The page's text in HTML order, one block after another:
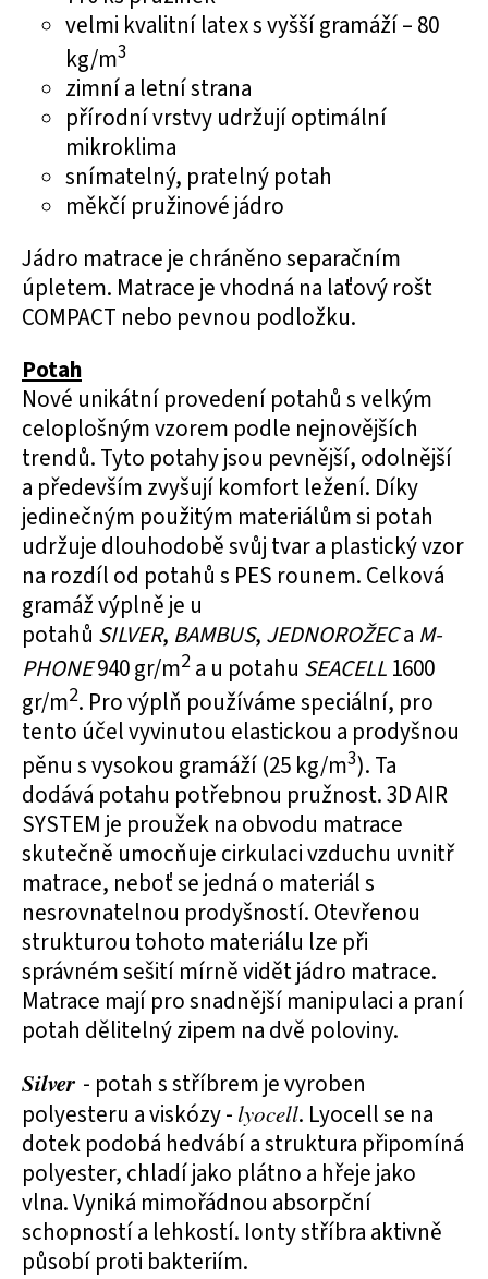
velmi kvalitní latex s vyšší gramáží – 80
kg/m3
zimní a letní strana
přírodní vrstvy udržují optimální
mikroklima
snímatelný, pratelný potah
měkčí pružinové jádro
Jádro matrace je chráněno separačním
úpletem. Matrace je vhodná na laťový rošt
COMPACT nebo pevnou podložku.
Potah
Nové unikátní provedení potahů s velkým
celoplošným vzorem podle nejnovějších
trendů. Tyto potahy jsou pevnější, odolnější
a především zvyšují komfort ležení. Díky
jedinečným použitým materiálům si potah
udržuje dlouhodobě svůj tvar a plastický vzor
na rozdíl od potahů s PES rounem. Celková
gramáž výplně je u
potahů SILVER, BAMBUS, JEDNOROŽECa M-
PHONE940 gr/m2 a u potahu SEACELL 1600
gr/m2. Pro výplň používáme speciální, pro
tento účel vyvinutou elastickou a prodyšnou
pěnu s vysokou gramáží (25 kg/m3). Ta
dodává potahu potřebnou pružnost. 3D AIR
SYSTEM je proužek na obvodu matrace
skutečně umocňuje cirkulaci vzduchu uvnitř
matrace, neboť se jedná o materiál s
nesrovnatelnou prodyšností. Otevřenou
strukturou tohoto materiálu lze při
správném sešití mírně vidět jádro matrace.
Matrace mají pro snadnější manipulaci a praní
potah dělitelný zipem na dvě poloviny.
Silver - potah s stříbrem je vyroben
polyesteru a viskózy - lyocell. Lyocell se na
dotek podobá hedvábí a struktura připomíná
polyester, chladí jako plátno a hřeje jako
vlna. Vyniká mimořádnou absorpční
schopností a lehkostí. Ionty stříbra aktivně
působí proti bakteriím.